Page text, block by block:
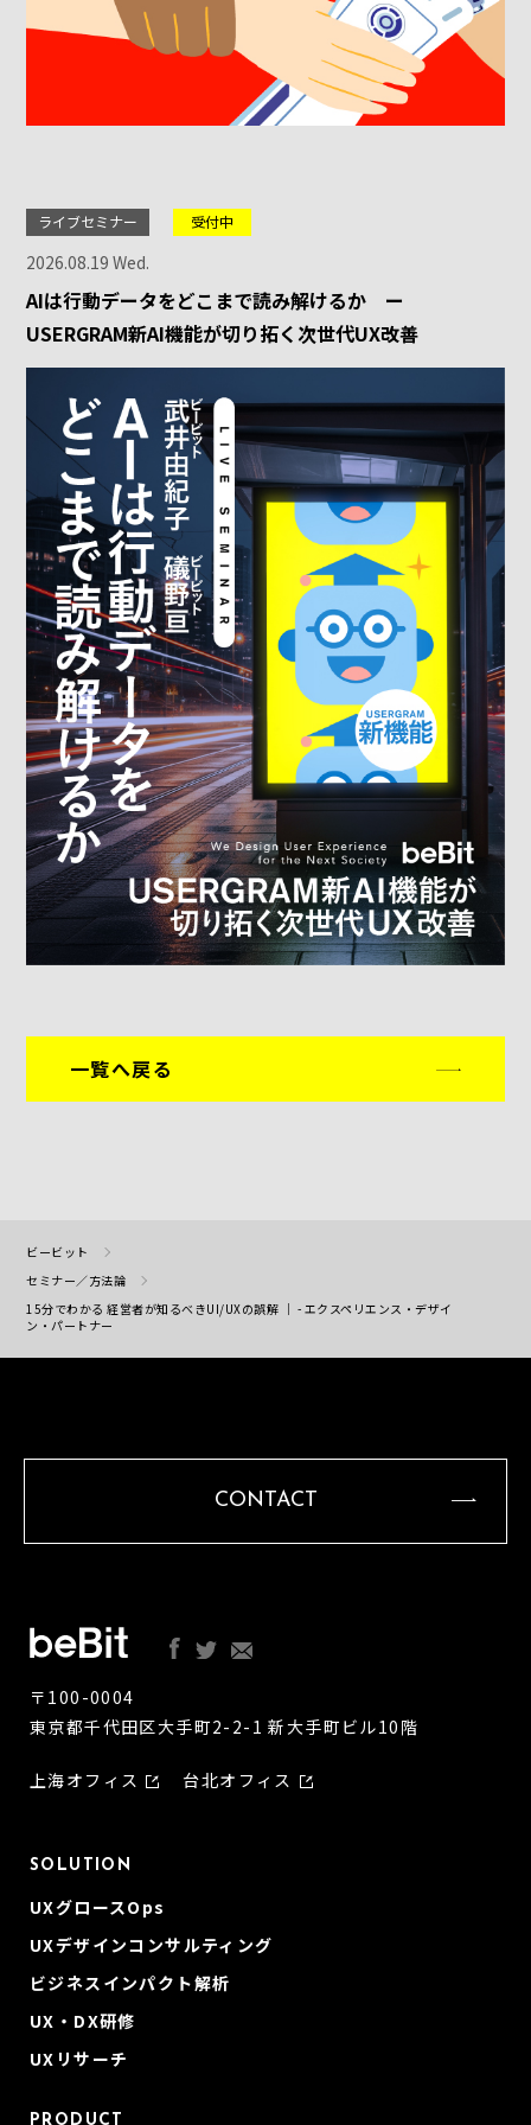
ライブセミナー 受付中
2026.08.19 Wed.
AIは行動データをどこまで読み解けるか ー
USERGRAM新AI機能が切り拓く次世代UX改善
一覧へ戻る
ビービット
セミナー／方法論
15分でわかる 経営者が知るべきUI/UXの誤解 ｜ - エクスペリエンス・デザイ
ン・パートナー
CONTACT
〒100-0004
東京都千代田区大手町2-2-1 新大手町ビル10階
上海オフィス 台北オフィス
SOLUTION
UXグロースOps
UXデザインコンサルティング
ビジネスインパクト解析
UX・DX研修
UXリサーチ
PRODUCT